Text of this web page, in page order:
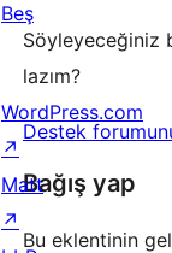
Söyleyeceğiniz
lazım?
Destek
Bağış yap
Bu eklentinin
Beş
WordPress.com
↗
Matt
↗